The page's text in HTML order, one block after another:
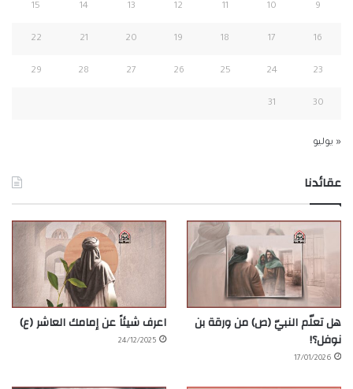
9
10
11
12
13
14
15
16
17
18
19
20
21
22
23
24
25
26
27
28
29
30
31
« يوليو
عقائدنا
هل تعلّم النبيّ (ص) من ورقة بن
نوفل؟!
17/01/2026
اعرف شيئاً عن إمامك العاشر (ع)
24/12/2025